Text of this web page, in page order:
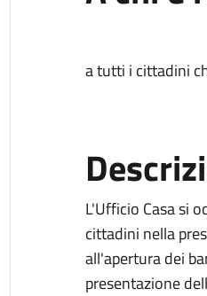
a tutti i cittadini
L'Ufficio Casa si
cittadini nella
all'apertura dei
presentazione